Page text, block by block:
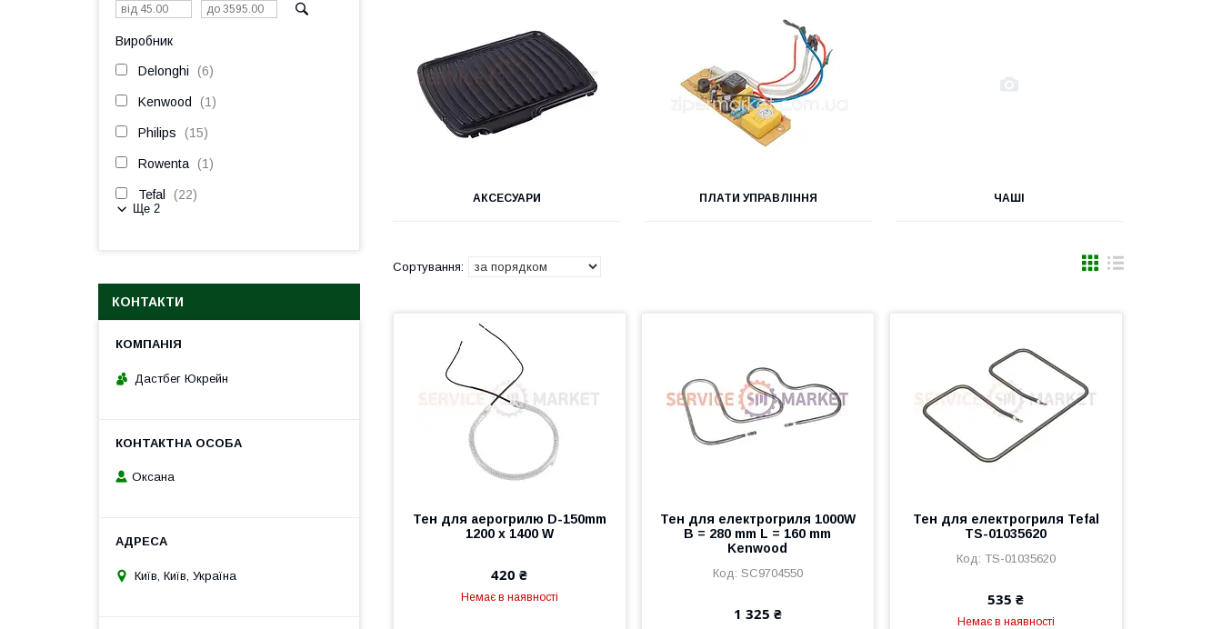
АКСЕСУАРИ ПЛАТИ УПРАВЛІННЯ ЧАШІ
Тен для аерогрилю D-150mm
1200 x 1400 W
420 ₴
Немає в наявності
Тен для електрогриля 1000W
B = 280 mm L = 160 mm
Kenwood
SC9704550
1 325 ₴
Тен для електрогриля Tefal
TS-01035620
TS-01035620
535 ₴
Немає в наявності
Виробник
Delonghi 6
Kenwood 1
Philips 15
Rowenta 1
Tefal 22
Ще 2
КОНТАКТИ
Дастбег Юкрейн
Оксана
Київ, Київ, Україна